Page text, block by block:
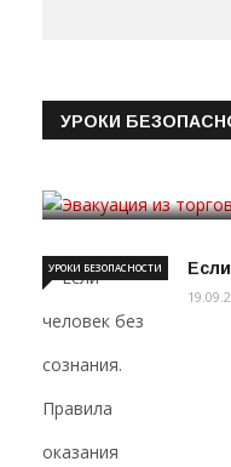
УРОКИ
УРОКИ БЕЗОПАСНОСТИ